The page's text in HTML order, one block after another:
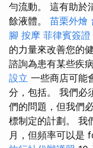
勻流動。 這有助於
餘液體。 苗栗外燴
腳 按摩 菲律賓簽證
的力量來改善您的
諮詢為患有某些疾
設立 一些商店可能
分，包括。 我們必
們的問題，但我們
標制定的計劃。 我
月，但頻率可以是